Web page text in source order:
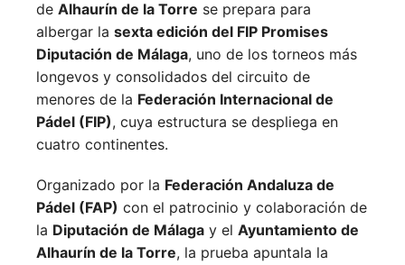
de Alhaurín de la Torre se prepara para
albergar la sexta edición del FIP Promises
Diputación de Málaga, uno de los torneos más
longevos y consolidados del circuito de
menores de la Federación Internacional de
Pádel (FIP), cuya estructura se despliega en
cuatro continentes.
Organizado por la Federación Andaluza de
Pádel (FAP) con el patrocinio y colaboración de
la Diputación de Málaga y el Ayuntamiento de
Alhaurín de la Torre, la prueba apuntala la